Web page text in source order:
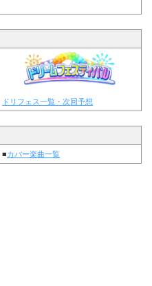
ドリフェス一覧・次回予想
■カバー楽曲一覧